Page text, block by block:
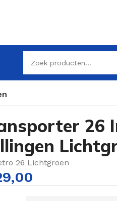
26
26 Lichtgroen